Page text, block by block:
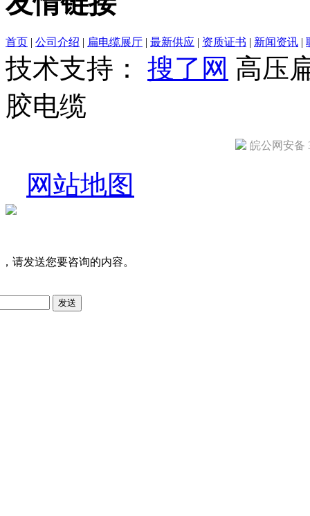
首页 | 公司介绍 | 扁电缆展厅 | 最新供应 | 资质证书 | 新闻资讯 |
技术支持： 搜了网 高压
胶电缆
皖公网安备
网站地图
请发送您要咨询的内容。